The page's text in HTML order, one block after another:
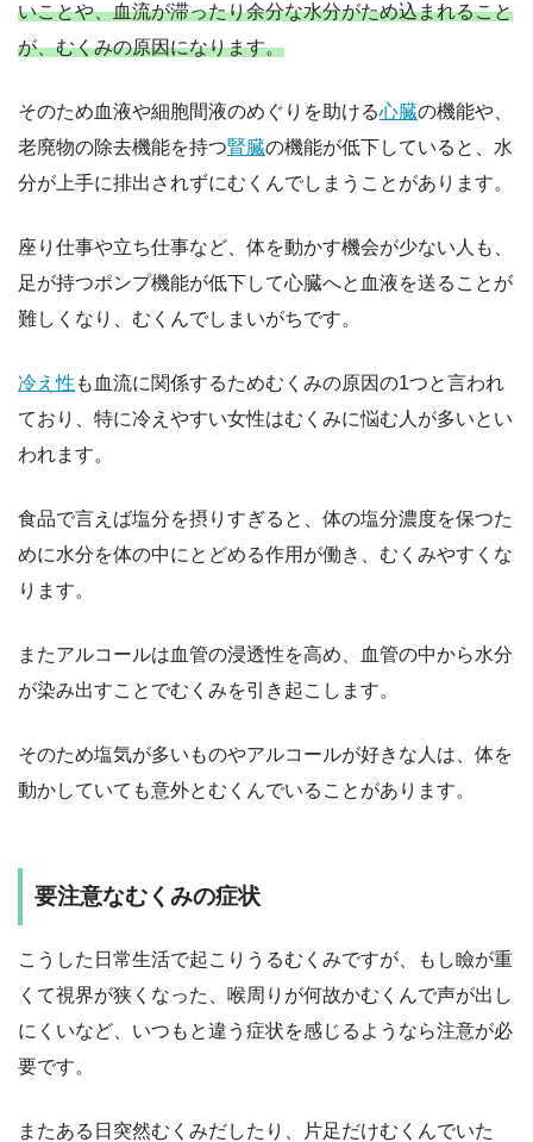
いことや、血流が滞ったり余分な水分がため込まれること
が、むくみの原因になります。
そのため血液や細胞間液のめぐりを助ける心臓の機能や、
老廃物の除去機能を持つ腎臓の機能が低下していると、水
分が上手に排出されずにむくんでしまうことがあります。
座り仕事や立ち仕事など、体を動かす機会が少ない人も、
足が持つポンプ機能が低下して心臓へと血液を送ることが
難しくなり、むくんでしまいがちです。
冷え性 も血流に関係するためむくみの原因の1つと言われ
ており、特に冷えやすい女性はむくみに悩む人が多いとい
われます。
食品で言えば塩分を摂りすぎると、体の塩分濃度を保つた
めに水分を体の中にとどめる作用が働き、むくみやすくな
ります。
またアルコールは血管の浸透性を高め、血管の中から水分
が染み出すことでむくみを引き起こします。
そのため塩気が多いものやアルコールが好きな人は、体を
動かしていても意外とむくんでいることがあります。
要注意なむくみの症状
こうした日常生活で起こりうるむくみですが、もし瞼が重
くて視界が狭くなった、喉周りが何故かむくんで声が出し
にくいなど、いつもと違う症状を感じるようなら注意が必
要です。
またある日突然むくみだしたり、片足だけむくんでいた